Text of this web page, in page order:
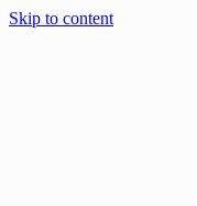
Skip to content